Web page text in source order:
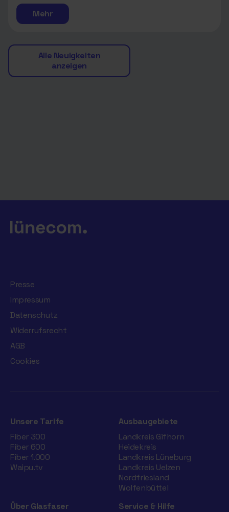
Mehr
Alle Neuigkeiten
anzeigen
Presse
Impressum
Datenschutz
Widerrufsrecht
AGB
Cookies
Unsere Tarife
Fiber 300
Fiber 600
Fiber 1.000
Waipu.tv
Ausbaugebiete
Landkreis Gifhorn
Heidekreis
Landkreis Lüneburg
Landkreis Uelzen
Nordfriesland
Wolfenbüttel
Über Glasfaser
Service & Hilfe